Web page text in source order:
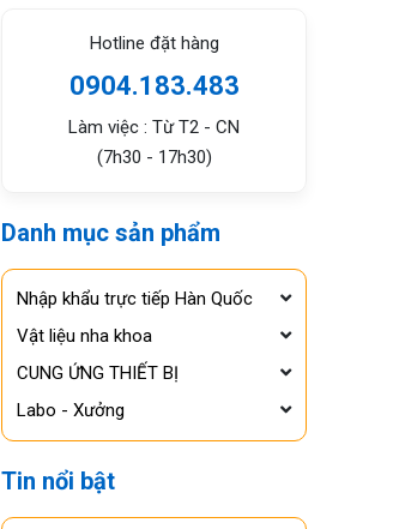
Hotline đặt hàng
0904.183.483
Làm việc : Từ T2 - CN
(7h30 - 17h30)
Danh mục sản phẩm
Nhập khẩu trực tiếp Hàn Quốc
Vật liệu nha khoa
CUNG ỨNG THIẾT BỊ
Labo - Xưởng
Tin nổi bật